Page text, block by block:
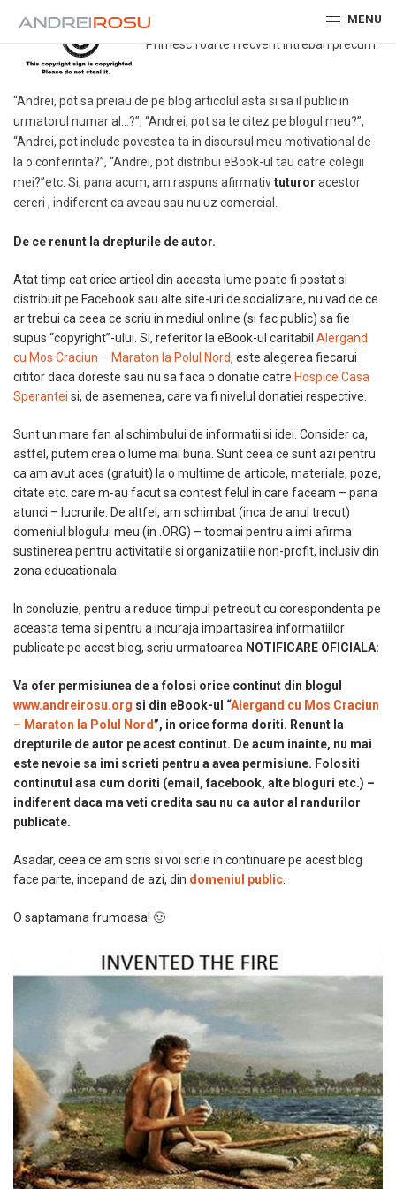
MENU
Primesc foarte frecvent intrebari precum:
“Andrei, pot sa preiau de pe blog articolul asta si sa il public in
urmatorul numar al…?”, “Andrei, pot sa te citez pe blogul meu?”,
“Andrei, pot include povestea ta in discursul meu motivational de
la o conferinta?”, “Andrei, pot distribui eBook-ul tau catre colegii
mei?”etc. Si, pana acum, am raspuns afirmativtuturor acestor
cereri , indiferent ca aveau sau nu uz comercial.
De ce renunt la drepturile de autor.
Atat timp cat orice articol din aceasta lume poate fi postat si
distribuit pe Facebook sau alte site-uri de socializare, nu vad de ce
ar trebui ca ceea ce scriu in mediul online (si fac public) sa fie
supus “copyright”-ului. Si, referitor la eBook-ul caritabil Alergand
cu Mos Craciun – Maraton la Polul Nord, este alegerea fiecarui
cititor daca doreste sau nu sa faca o donatie catre Hospice Casa
Sperantei si, de asemenea, care va fi nivelul donatiei respective.
Sunt un mare fan al schimbului de informatii si idei. Consider ca,
astfel, putem crea o lume mai buna. Sunt ceea ce sunt azi pentru
ca am avut aces (gratuit) la o multime de articole, materiale, poze,
citate etc. care m-au facut sa contest felul in care faceam – pana
atunci – lucrurile. De altfel, am schimbat (inca de anul trecut)
domeniul blogului meu (in .ORG) – tocmai pentru a imi afirma
sustinerea pentru activitatile si organizatiile non-profit, inclusiv din
zona educationala.
In concluzie, pentru a reduce timpul petrecut cu corespondenta pe
aceasta tema si pentru a incuraja impartasirea informatiilor
publicate pe acest blog, scriu urmatoarea NOTIFICARE OFICIALA:
Va ofer permisiunea de a folosi orice continut din blogul
www.andreirosu.org si din eBook-ul “Alergand cu Mos Craciun
– Maraton la Polul Nord”, in orice forma doriti. Renunt la
drepturile de autor pe acest continut. De acum inainte, nu mai
este nevoie sa imi scrieti pentru a avea permisiune. Folositi
continutul asa cum doriti (email, facebook, alte bloguri etc.) –
indiferent daca ma veti credita sau nu ca autor al randurilor
publicate.
Asadar, ceea ce am scris si voi scrie in continuare pe acest blog
face parte, incepand de azi, din domeniul public
O saptamana frumoasa! 🙂